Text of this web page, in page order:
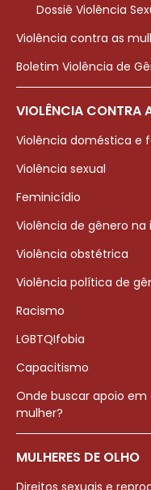
Dossiê Violência
Violência contra as
Boletim Violência de
VIOLÊNCIA CONTRA
Violência doméstica e
Violência sexual
Feminicídio
Violência de gênero
Violência obstétrica
Violência política de
Racismo
LGBTQIfobia
Capacitismo
Onde buscar apoio
mulher?
MULHERES DE OLHO
Direitos sexuais e